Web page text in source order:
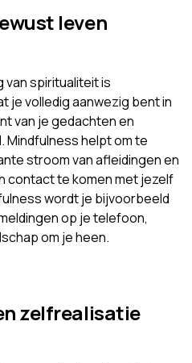
leven
spiritualiteit is
je volledig aanwezig bent in
van je gedachten en
helpt om te
stroom van afleidingen en
contact te komen met jezelf
wordt je bijvoorbeeld
op je telefoon,
om je heen.
zelfrealisatie